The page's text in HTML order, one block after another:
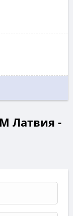
Латвия -